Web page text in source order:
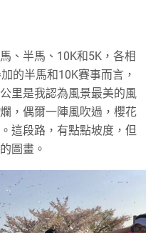
、半馬、10K和5K，各相
的半馬和10K賽事而言，
里是我認為風景最美的風
，偶爾一陣風吹過，櫻花
這段路，有點點坡度，但
圖畫。